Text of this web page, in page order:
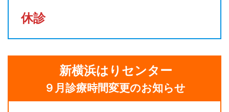
休診
新横浜はりセンター
９月診療時間変更のお知らせ